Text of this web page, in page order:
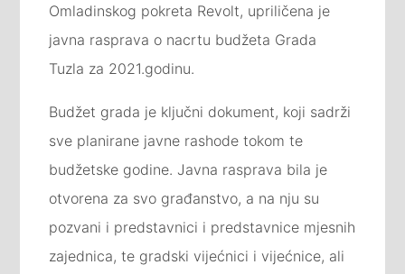
Omladinskog pokreta Revolt, upriličena je
javna rasprava o nacrtu budžeta Grada
Tuzla za 2021.godinu.
Budžet grada je ključni dokument, koji sadrži
sve planirane javne rashode tokom te
budžetske godine. Javna rasprava bila je
otvorena za svo građanstvo, a na nju su
pozvani i predstavnici i predstavnice mjesnih
zajednica, te gradski vijećnici i vijećnice, ali